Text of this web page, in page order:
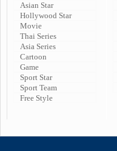
Asian Star
Hollywood Star
Movie
Thai Series
Asia Series
Cartoon
Game
Sport Star
Sport Team
Free Style